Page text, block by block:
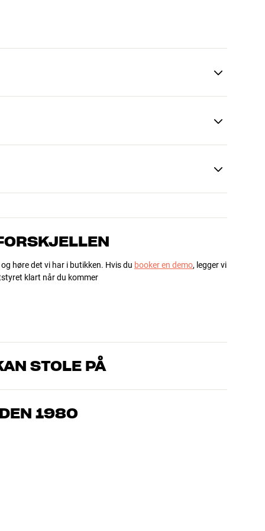
høre det vi har i butikken. Hvis du booker en demo, legger vi
klart når du kommer
STOLE PÅ
kjenner produktene og brenner for god lyd – enten det
1980